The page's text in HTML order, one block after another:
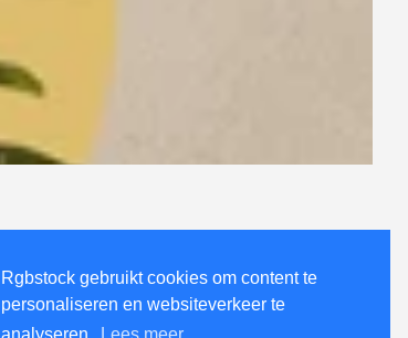
Rgbstock gebruikt cookies om content te
personaliseren en websiteverkeer te